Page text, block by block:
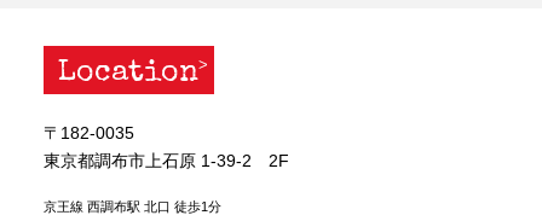
Location
〒182-0035
東京都調布市上石原 1-39-2 2F
京王線 西調布駅 北口 徒歩1分